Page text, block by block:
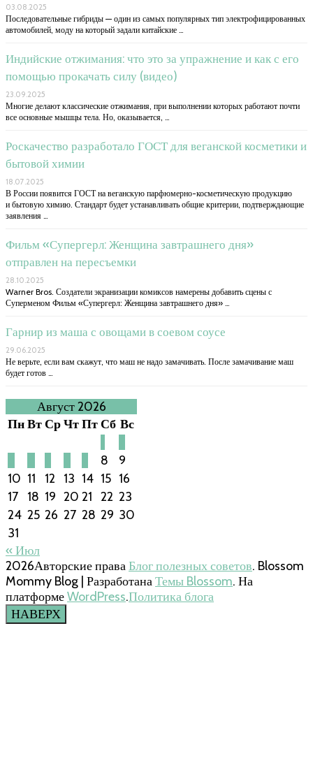
03.08.2025
Последовательные гибриды — один из самых популярных тип электрофицированных
автомобилей, моду на который задали китайские …
Индийские отжимания: что это за упражнение и как с его
помощью прокачать силу (видео)
23.09.2025
Многие делают классические отжимания, при выполнении которых работают почти
все основные мышцы тела. Но, оказывается, …
Роскачество разработало ГОСТ для веганской косметики и
бытовой химии
18.07.2025
В России появится ГОСТ на веганскую парфюмерно-косметическую продукцию
и бытовую химию. Стандарт будет устанавливать общие критерии, подтверждающие
заявления …
Фильм «Супергерл: Женщина завтрашнего дня»
отправлен на пересъемки
28.10.2025
Warner Bros. Создатели экранизации комиксов намерены добавить сцены с
Суперменом Фильм «Супергерл: Женщина завтрашнего дня» …
Гарнир из маша с овощами в соевом соусе
29.06.2025
Не верьте, если вам скажут, что маш не надо замачивать. После замачивание маш
будет готов …
Август 2026
ПнВтСрЧтПтСб Вс
8
9
10 11 12 13 14 15 16
17
18 19 20 21 22 23
24 25 26 27 28 29 30
31
« Июл
2026Авторские праваБлог полезных советов. Blossom
Mommy Blog | РазработанаТемы Blossom. На
платформеWordPress.Политика блога
НАВЕРХ